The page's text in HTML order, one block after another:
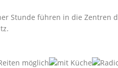
Stunde führen in die Zentren